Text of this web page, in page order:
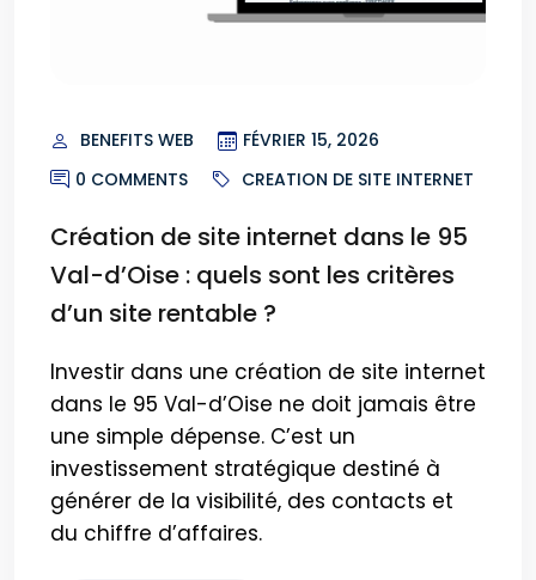
BENEFITS WEB
FÉVRIER 15, 2026
0 COMMENTS
CREATION DE SITE INTERNET
Création de site internet dans le 95
Val-d’Oise : quels sont les critères
d’un site rentable ?
Investir dans une création de site internet
dans le 95 Val-d’Oise ne doit jamais être
une simple dépense. C’est un
investissement stratégique destiné à
générer de la visibilité, des contacts et
du chiffre d’affaires.